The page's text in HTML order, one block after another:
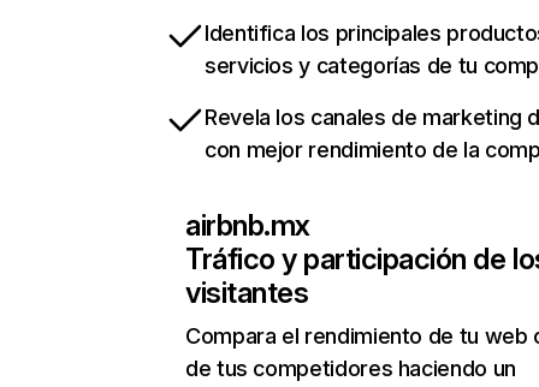
Identifica los principales
servicios y categorías de tu
Revela los canales de marketing
con mejor rendimiento de la
airbnb.mx
Tráfico y participación de
visitantes
Compara el rendimiento de tu web
de tus competidores haciendo un